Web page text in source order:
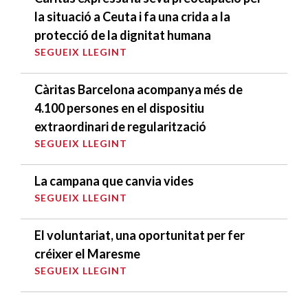
la situació a Ceuta i fa una crida a la
protecció de la dignitat humana
SEGUEIX LLEGINT
Càritas Barcelona acompanya més de
4.100 persones en el dispositiu
extraordinari de regularització
SEGUEIX LLEGINT
La campana que canvia vides
SEGUEIX LLEGINT
El voluntariat, una oportunitat per fer
créixer el Maresme
SEGUEIX LLEGINT